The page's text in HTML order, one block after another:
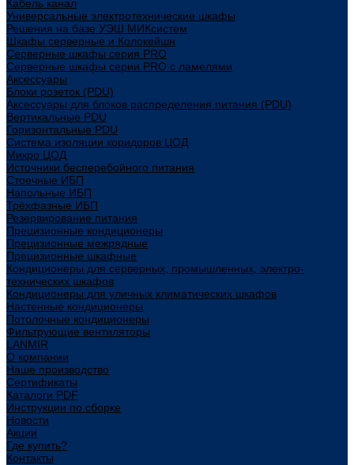
Кабель канал
Универсальные электротехнические шкафы
Решения на базе УЭШ МИКсистем
Шкафы серверные и Колокейшн
Серверные шкафы серия PRO
Серверные шкафы серии PRO с ламелями
Аксессуары
Блоки розеток (PDU)
Аксессуары для блоков распределения питания (PDU)
Вертикальные PDU
Горизонтальные PDU
Система изоляции коридоров ЦОД
Микро ЦОД
Источники бесперебойного питания
Стоечные ИБП
Напольные ИБП
Трёхфазные ИБП
Резервирование питания
Прецизионные кондиционеры
Прецизионные межрядные
Прецизионные шкафные
Кондиционеры для серверных, промышленных, электро-
технических шкафов
Кондиционеры для уличных климатических шкафов
Настенные кондиционеры
Потолочные кондиционеры
Фильтрующие вентиляторы
LANMIR
О компании
Наше производство
Сертификаты
Каталоги PDF
Инструкции по сборке
Новости
Акции
Где купить?
Контакты